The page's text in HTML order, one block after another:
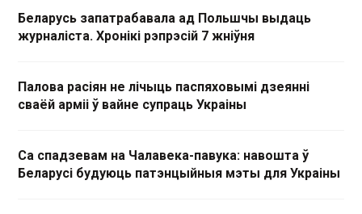
Беларусь запатрабавала ад Польшчы выдаць
журналіста. Хронікі рэпрэсій 7 жніўня
Палова расіян не лічыць паспяховымі дзеянні
сваёй арміі ў вайне супраць Украіны
Са спадзевам на Чалавека-павука: навошта ў
Беларусі будуюць патэнцыйныя мэты для Украіны